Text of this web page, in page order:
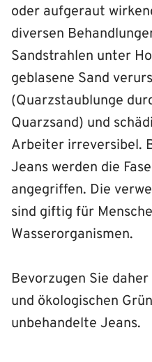
oder aufgeraut
diversen
Sandstrahlen unter
geblasene Sand
(Quarzstaublunge
Quarzsand) und
Arbeiter irreversibel.
Jeans werden die
angegriffen. Die
sind giftig für
Wasserorganismen.
Bevorzugen Sie
und ökologischen
unbehandelte Jeans.